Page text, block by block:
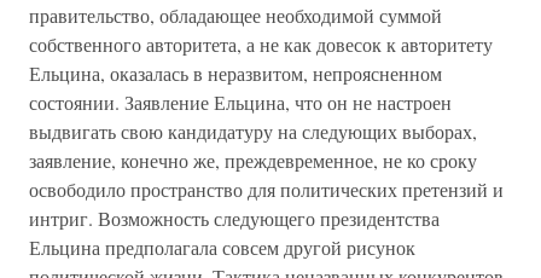
правительство, обладающее необходимой суммой
собственного авторитета, а не как довесок к авторитету
Ельцина, оказалась в неразвитом, непроясненном
состоянии. Заявление Ельцина, что он не настроен
выдвигать свою кандидатуру на следующих выборах,
заявление, конечно же, преждевременное, не ко сроку
освободило пространство для политических претензий и
интриг. Возможность следующего президентства
Ельцина предполагала совсем другой рисунок